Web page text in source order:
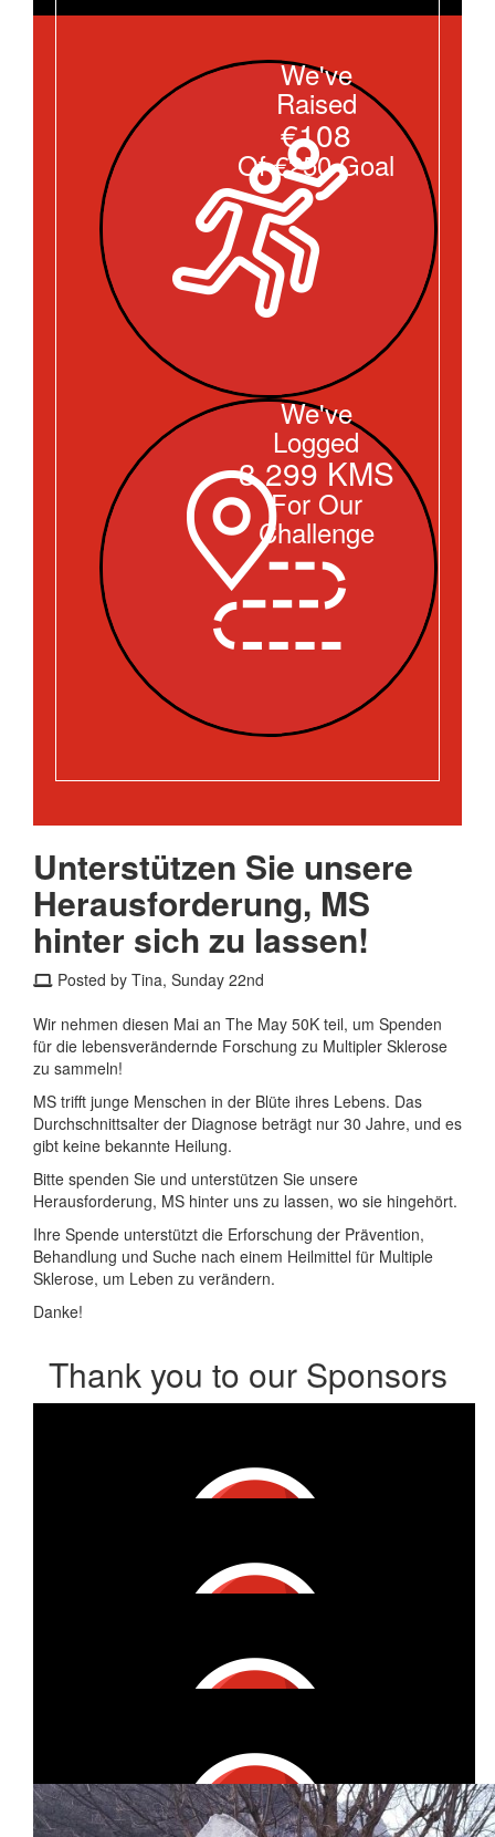
We've
Raised
€108
Of €250 Goal
We've
Logged
3,299 KMS
For Our
Challenge
Unterstützen Sie unsere
Herausforderung, MS
hinter sich zu lassen!
Posted by Tina, Sunday 22nd
Wir nehmen diesen Mai an The May 50K teil, um Spenden
für die lebensverändernde Forschung zu Multipler Sklerose
zu sammeln!
MS trifft junge Menschen in der Blüte ihres Lebens. Das
Durchschnittsalter der Diagnose beträgt nur 30 Jahre, und es
gibt keine bekannte Heilung.
Bitte spenden Sie und unterstützen Sie unsere
Herausforderung, MS hinter uns zu lassen, wo sie hingehört.
Ihre Spende unterstützt die Erforschung der Prävention,
Behandlung und Suche nach einem Heilmittel für Multiple
Sklerose, um Leben zu verändern.
Danke!
Thank you to our Sponsors